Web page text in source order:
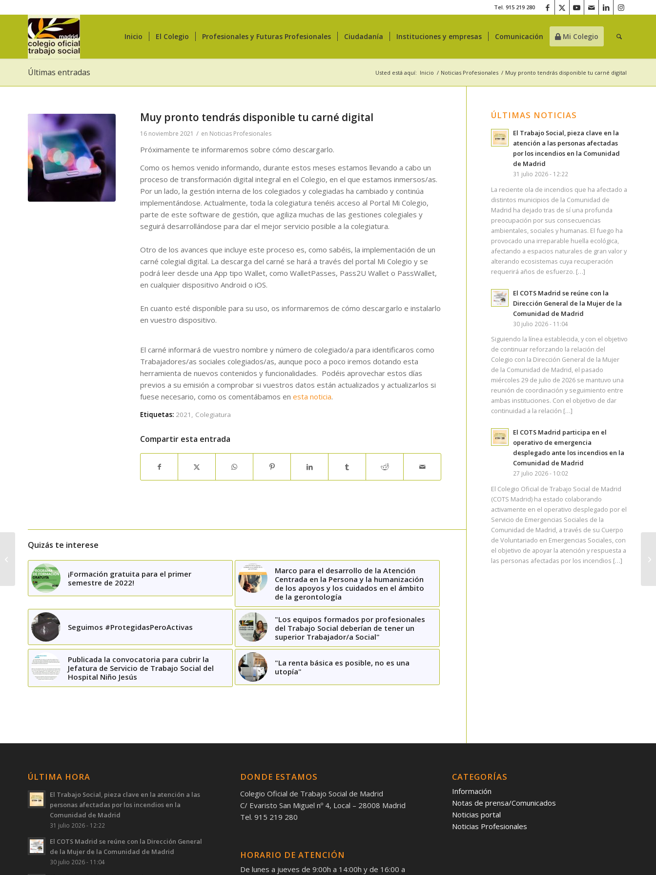
Tel. 915 219 280
Inicio El Colegio Profesionales y Futuras Profesionales Ciudadanía Instituciones y empresas Comunicación Mi Colegio
Últimas entradas Usted está aquí: Inicio / Noticias Profesionales / Muy pronto tendrás disponible tu carné digital
Muy pronto tendrás disponible tu carné digital
16 noviembre 2021 / en Noticias Profesionales
Próximamente te informaremos sobre cómo descargarlo.
Como os hemos venido informando, durante estos meses estamos llevando a cabo un
proceso de transformación digital integral en el Colegio, en el que estamos inmersos/as.
Por un lado, la gestión interna de los colegiados y colegiadas ha cambiado y continúa
implementándose. Actualmente, toda la colegiatura tenéis acceso al Portal Mi Colegio,
parte de este software de gestión, que agiliza muchas de las gestiones colegiales y
seguirá desarrollándose para dar el mejor servicio posible a la colegiatura.
Otro de los avances que incluye este proceso es, como sabéis, la implementación de un
carné colegial digital. La descarga del carné se hará a través del portal Mi Colegio y se
podrá leer desde una App tipo Wallet, como WalletPasses, Pass2U Wallet o PassWallet,
en cualquier dispositivo Android o iOS.
En cuanto esté disponible para su uso, os informaremos de cómo descargarlo e instalarlo
en vuestro dispositivo.
El carné informará de vuestro nombre y número de colegiado/a para identificaros como
Trabajadores/as sociales colegiados/as, aunque poco a poco iremos dotando esta
herramienta de nuevos contenidos y funcionalidades. Podéis aprovechar estos días
previos a su emisión a comprobar si vuestros datos están actualizados y actualizarlos si
fuese necesario, como os comentábamos en esta noticia.
Etiquetas: 2021 , Colegiatura
Compartir esta entrada
Quizás te interese
¡Formación gratuita para el primer
semestre de 2022!
Marco para el desarrollo de la Atención
Centrada en la Persona y la humanización
de los apoyos y los cuidados en el ámbito
de la gerontología
Seguimos #ProtegidasPeroActivas
"Los equipos formados por profesionales
del Trabajo Social deberían de tener un
superior Trabajador/a Social"
Publicada la convocatoria para cubrir la
Jefatura de Servicio de Trabajo Social del
Hospital Niño Jesús
"La renta básica es posible, no es una
utopía"
ÚLTIMAS NOTICIAS
El Trabajo Social, pieza clave en la
atención a las personas afectadas
por los incendios en la Comunidad
de Madrid
31 julio 2026 - 12:22
La reciente ola de incendios que ha afectado a
distintos municipios de la Comunidad de
Madrid ha dejado tras de sí una profunda
preocupación por sus consecuencias
ambientales, sociales y humanas. El fuego ha
provocado una irreparable huella ecológica,
afectando a espacios naturales de gran valor y
alterando ecosistemas cuya recuperación
requerirá años de esfuerzo. […]
El COTS Madrid se reúne con la
Dirección General de la Mujer de la
Comunidad de Madrid
30 julio 2026 - 11:04
Siguiendo la línea establecida, y con el objetivo
de continuar reforzando la relación del
Colegio con la Dirección General de la Mujer
de la Comunidad de Madrid, el pasado
miércoles 29 de julio de 2026 se mantuvo una
reunión de coordinación y seguimiento entre
ambas instituciones. Con el objetivo de dar
continuidad a la relación […]
El COTS Madrid participa en el
operativo de emergencia
desplegado ante los incendios en la
Comunidad de Madrid
27 julio 2026 - 10:02
El Colegio Oficial de Trabajo Social de Madrid
(COTS Madrid) ha estado colaborando
activamente en el operativo desplegado por el
Servicio de Emergencias Sociales de la
Comunidad de Madrid, a través de su Cuerpo
de Voluntariado en Emergencias Sociales, con
el objetivo de apoyar la atención y respuesta a
las personas afectadas por los incendios […]
ÚLTIMA HORA
El Trabajo Social, pieza clave en la atención a las
personas afectadas por los incendios en la
Comunidad de Madrid
31 julio 2026 - 12:22
El COTS Madrid se reúne con la Dirección General
de la Mujer de la Comunidad de Madrid
30 julio 2026 - 11:04
DONDE ESTAMOS
Colegio Oficial de Trabajo Social de Madrid
C/ Evaristo San Miguel nº 4, Local – 28008 Madrid
Tel. 915 219 280
HORARIO DE ATENCIÓN
De lunes a jueves de 9:00h a 14:00h y de 16:00 a
CATEGORÍAS
Información
Notas de prensa/Comunicados
Noticias portal
Noticias Profesionales
Cupón conmemorativo
aniversario de los
colegios
profesionales...